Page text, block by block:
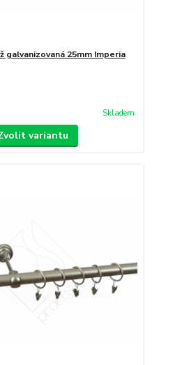
galvanizovaná 25mm Imperia
Skladem
variantu